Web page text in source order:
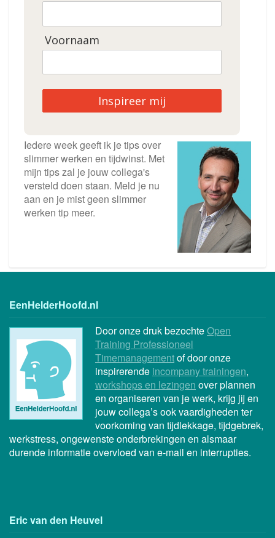
Voornaam
Inspireer mij
Iedere week geeft ik je tips over
slimmer werken en tijdwinst. Met
mijn tips zal je jouw collega's
versteld doen staan. Meld je nu
aan en je mist geen slimmer
werken tip meer.
EenHelderHoofd.nl
Door onze druk bezochteOpen
Training Professioneel
Timemanagementof door onze
inspirerende incompany trainingen,
workshops en lezingen over plannen
en organiseren van je werk, krijg jij en
jouw collega’s ook vaardigheden ter
voorkoming van tijdlekkage, tijdgebrek,
werkstress, ongewenste onderbrekingen en alsmaar
durende informatie overvloed van e-mail en interrupties.
Eric van den Heuvel